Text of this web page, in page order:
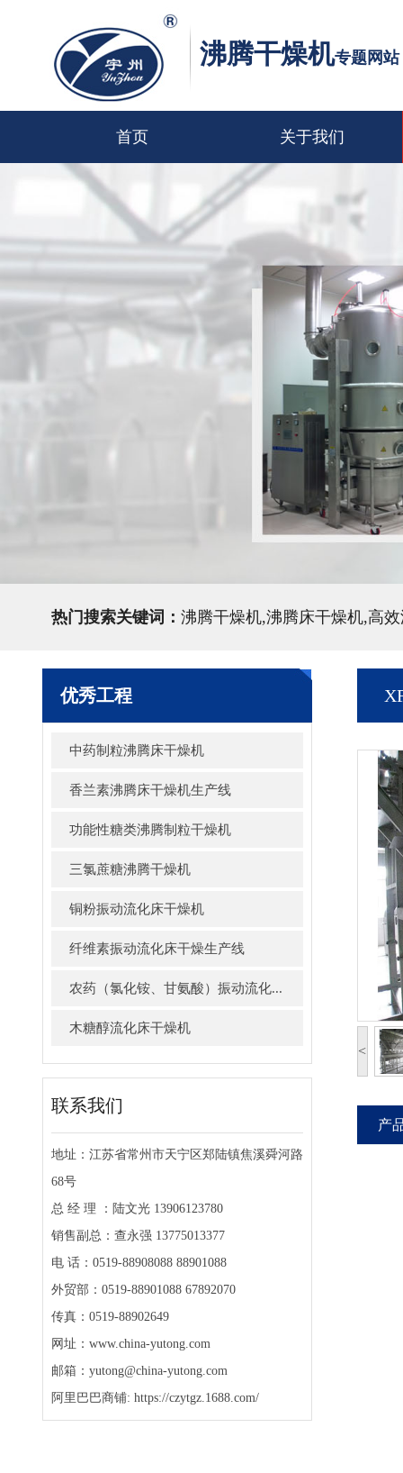
沸腾干燥机专题网站
首页 关于我们
热门搜索关键词： 沸腾干燥机,沸腾床干燥机,高
优秀工程
中药制粒沸腾床干燥机
香兰素沸腾床干燥机生产线
功能性糖类沸腾制粒干燥机
三氯蔗糖沸腾干燥机
铜粉振动流化床干燥机
纤维素振动流化床干燥生产线
农药（氯化铵、甘氨酸）振动流化...
木糖醇流化床干燥机
联系我们
地址：江苏省常州市天宁区郑陆镇焦溪舜河路
68号
总 经 理 ：陆文光 13906123780
销售副总：查永强 13775013377
电 话：0519-88908088 88901088
外贸部：0519-88901088 67892070
传真：0519-88902649
网址：www.china-yutong.com
邮箱：yutong@china-yutong.com
阿里巴巴商铺: https://czytgz.1688.com/
<
产